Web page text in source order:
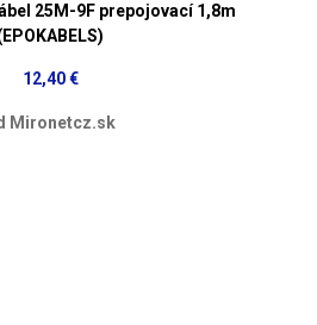
25M-9F prepojovací 1,8m
12,40 €
Mironetcz.sk